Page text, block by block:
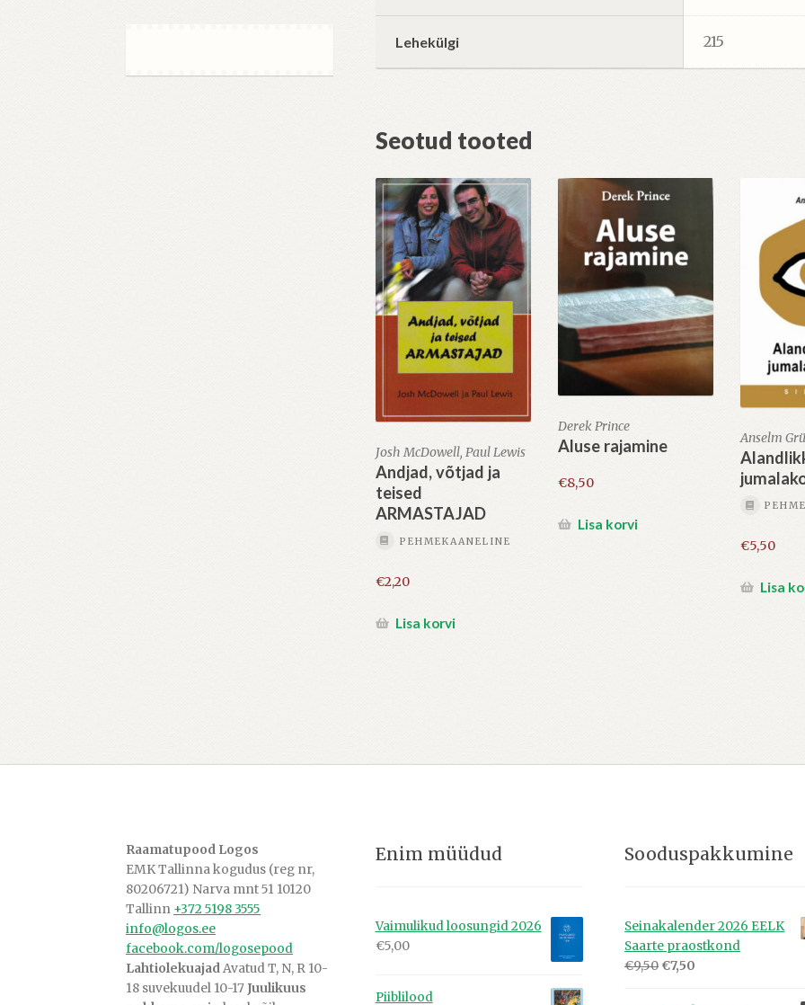
Lehekülgi 215
Seotud tooted
Josh McDowell, Paul Lewis
Andjad, võtjad ja
teised
ARMASTAJAD
PEHMEKAANELINE
€2,20
Lisa korvi
Derek Prince
Aluse rajamine
€8,50
Lisa korvi
Anselm
€5,50
Lisa
Raamatupood Logos
EMK Tallinna kogudus (reg nr,
80206721) Narva mnt 51 10120
Tallinn +372 5198 3555
info@logos.ee
facebook.com/logosepood
LahtiolekuajadAvatud T, N, R 10-
18 suvekuudel 10-17Juulikuus
Enim müüdud
Vaimulikud loosungid 2026
€5,00
Piiblilood
Sooduspakkumine
Seinakalender 2026 EELK
Saarte praostkond
€9,50 Algne
€7,50